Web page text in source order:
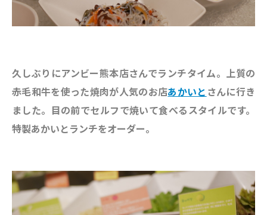
久しぶり にアンビー熊本店さんでランチタイム。上質の
赤毛和牛を使った焼肉が人気のお店あかいと さんに行き
ました。目の前でセルフで焼いて食べるスタイルです。
特製あかいとランチをオーダー。